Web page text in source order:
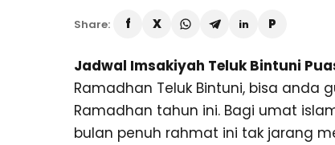
Share:
Jadwal Imsakiyah Teluk Bintuni
Ramadhan Teluk Bintuni, bisa anda
Ramadhan tahun ini. Bagi umat
bulan penuh rahmat ini tak jarang